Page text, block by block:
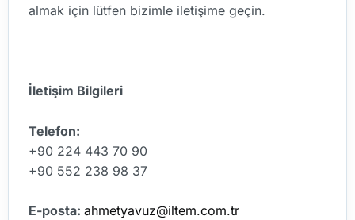
almak için lütfen bizimle iletişime geçin.
İletişim Bilgileri
Telefon:
+90 224 443 70 90
+90 552 238 98 37
E-posta: ahmetyavuz@iltem.com.tr